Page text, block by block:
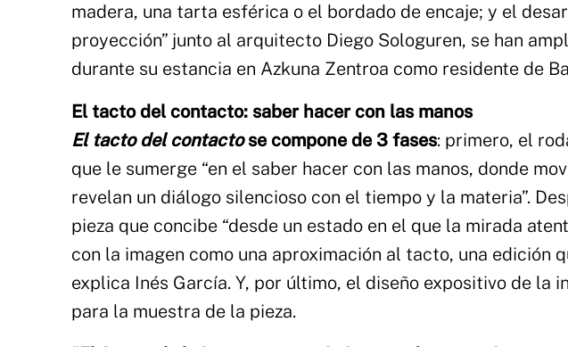
madera, una tarta esférica o el bordado de encaje; y el
proyección” junto al arquitecto Diego Sologuren, se han
durante su estancia en Azkuna Zentroa como residente de
El tacto del contacto: saber hacer con las manos
El tacto del contactose compone de 3 fases: primero, el
que le sumerge “en el saber hacer con las manos, donde
revelan un diálogo silencioso con el tiempo y la materia”.
pieza que concibe “desde un estado en el que la mirada
con la imagen como una aproximación al tacto, una edición
explica Inés García. Y, por último, el diseño expositivo de
para la muestra de la pieza.